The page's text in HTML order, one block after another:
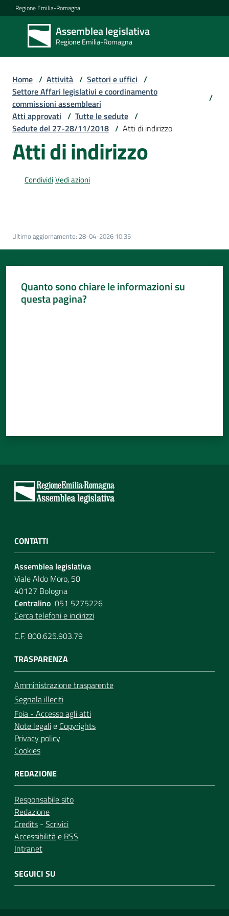
Vai al contenuto
Vai alla navigazione
Vai al footer
Regione Emilia-Romagna
Assemblea legislativa
Regione Emilia-Romagna
Assemblea
legislativa
Regione Emilia-
Assemblea
Attività
Per
Per
cittadini
Home / Attività / Settori e uffici /
Settore Affari legislativi e coordinamento
commissioni assembleari
/
Atti approvati / Tutte le sedute /
Sedute del 27-28/11/2018 / Atti di indirizzo
Atti di indirizzo
CondividiVedi azioni
Ultimo aggiornamento: 28-04-2026 10:35
Quanto sono chiare le informazioni su
questa pagina?
CONTATTI
Assemblea legislativa
Viale Aldo Moro, 50
40127 Bologna
Centralino 051 5275226
Cerca telefoni e indirizzi
C.F. 800.625.903.79
TRASPARENZA
Amministrazione trasparente
Segnala illeciti
Foia - Accesso agli atti
Note legalie Copyrights
Privacy policy
Cookies
REDAZIONE
Responsabile sito
Redazione
Credits - Scrivici
Accessibilitàe RSS
Intranet
SEGUICI SU